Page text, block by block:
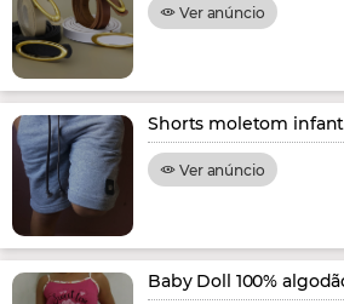
Ver anúncio
Shorts moletom
Ver anúncio
Baby Doll 100%